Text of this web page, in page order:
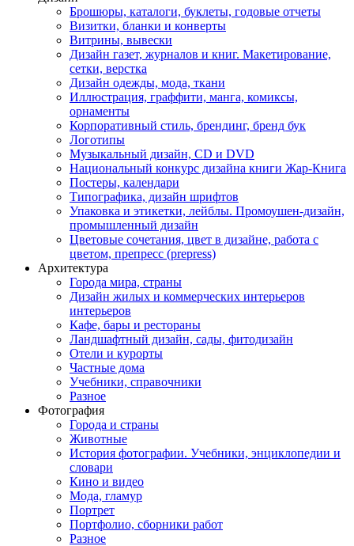
Брошюры, каталоги, буклеты, годовые отчеты
Визитки, бланки и конверты
Витрины, вывески
Дизайн газет, журналов и книг. Макетирование,
сетки, верстка
Дизайн одежды, мода, ткани
Иллюстрация, граффити, манга, комиксы,
орнаменты
Корпоративный стиль, брендинг, бренд бук
Логотипы
Музыкальный дизайн, СD и DVD
Национальный конкурс дизайна книги Жар-Книга
Постеры, календари
Типографика, дизайн шрифтов
Упаковка и этикетки, лейблы. Промоушен-дизайн,
промышленный дизайн
Цветовые сочетания, цвет в дизайне, работа с
цветом, препресс (prepress)
Архитектура
Города мира, страны
Дизайн жилых и коммерческих интерьеров
интерьеров
Кафе, бары и рестораны
Ландшафтный дизайн, сады, фитодизайн
Отели и курорты
Частные дома
Учебники, справочники
Разное
Фотография
Города и страны
Животные
История фотографии. Учебники, энциклопедии и
словари
Кино и видео
Мода, гламур
Портрет
Портфолио, сборники работ
Разное